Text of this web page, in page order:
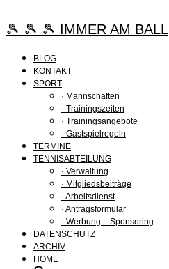
Inhalt
springen
🎾 🎾 🎾 IMMER AM BALL
BLOG
KONTAKT
SPORT
· Mannschaften
· Trainingszeiten
· Trainingsangebote
· Gastspielregeln
TERMINE
TENNISABTEILUNG
· Verwaltung
· Mitgliedsbeiträge
· Arbeitsdienst
· Antragsformular
· Werbung – Sponsoring
DATENSCHUTZ
ARCHIV
HOME